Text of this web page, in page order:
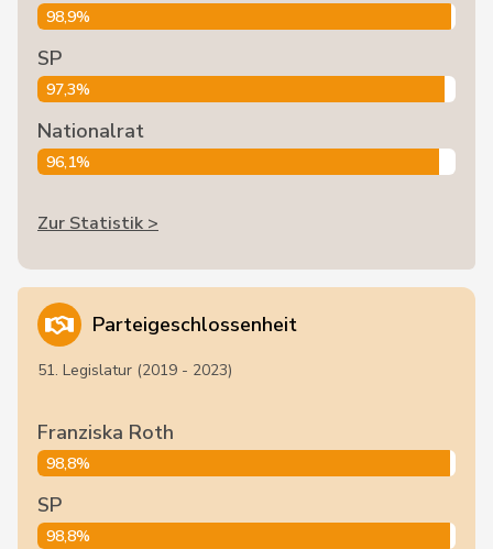
98,9%
SP
97,3%
Nationalrat
96,1%
Zur Statistik >
Parteigeschlossenheit
51. Legislatur (2019 - 2023)
Franziska Roth
98,8%
SP
98,8%